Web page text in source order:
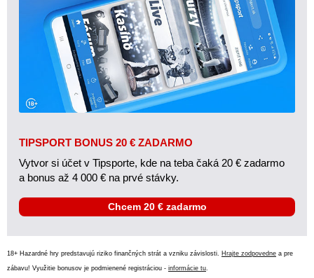
TIPSPORT BONUS 20 € ZADARMO
Vytvor si účet v Tipsporte, kde na teba čaká 20 € zadarmo
a bonus až 4 000 € na prvé stávky.
Chcem 20 € zadarmo
18+ Hazardné hry predstavujú riziko finančných strát a vzniku závislosti. Hrajte zodpovedne a pre
zábavu! Využitie bonusov je podmienené registráciou - informácie tu